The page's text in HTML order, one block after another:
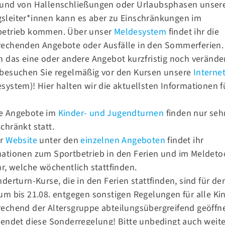
Unsere 2. Leistungsriege erfolgreich bei den Berliner
Kontakt
Tel.: 030 93 93 17 41
von Hallenschließungen oder Urlaubsphasen
kann es aber zu Einschränkungen im
kommen. Über unser Meldesystem findet ihr die
Angebote oder Ausfälle in den Sommerferien.
das eine oder andere Angebot kurzfristig noch
Sie regelmäßig vor den Kursen unsere
Hier halten wir die aktuellsten Informationen
Angebote im Kinder- und Jugendturnen finden nur
statt.
Website unter deneinzelnen Angeboten findet ihr
zum Sportbetrieb in den Ferien und im
welche wöchentlich stattfinden.
Kurse, die in den Ferien stattfinden, sind für
bis 21.08. entgegen sonstigen Regelungen für alle
der Altersgruppe abteilungsübergreifend
diese Sonderregelung! Bitte unbedingt auch